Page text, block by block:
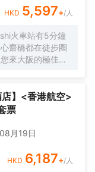
HKD 5,597+/人
火車站有5分鐘
齋橋都在徒步圈
來大阪的極佳選
寄存服務。酒店
箱、電熱水壺等
店，您還可以徜
一流的設施和高
，您的大阪之行
分時段提供免費
阪city air樞紐站
店】<香港航空>
票
08月19日
HKD 6,187+/人